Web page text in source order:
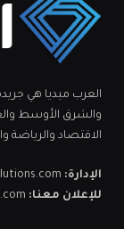
العرب ميديا هي
الاقتصاد والرياضة
الإدارة:
للإعلان معنا: